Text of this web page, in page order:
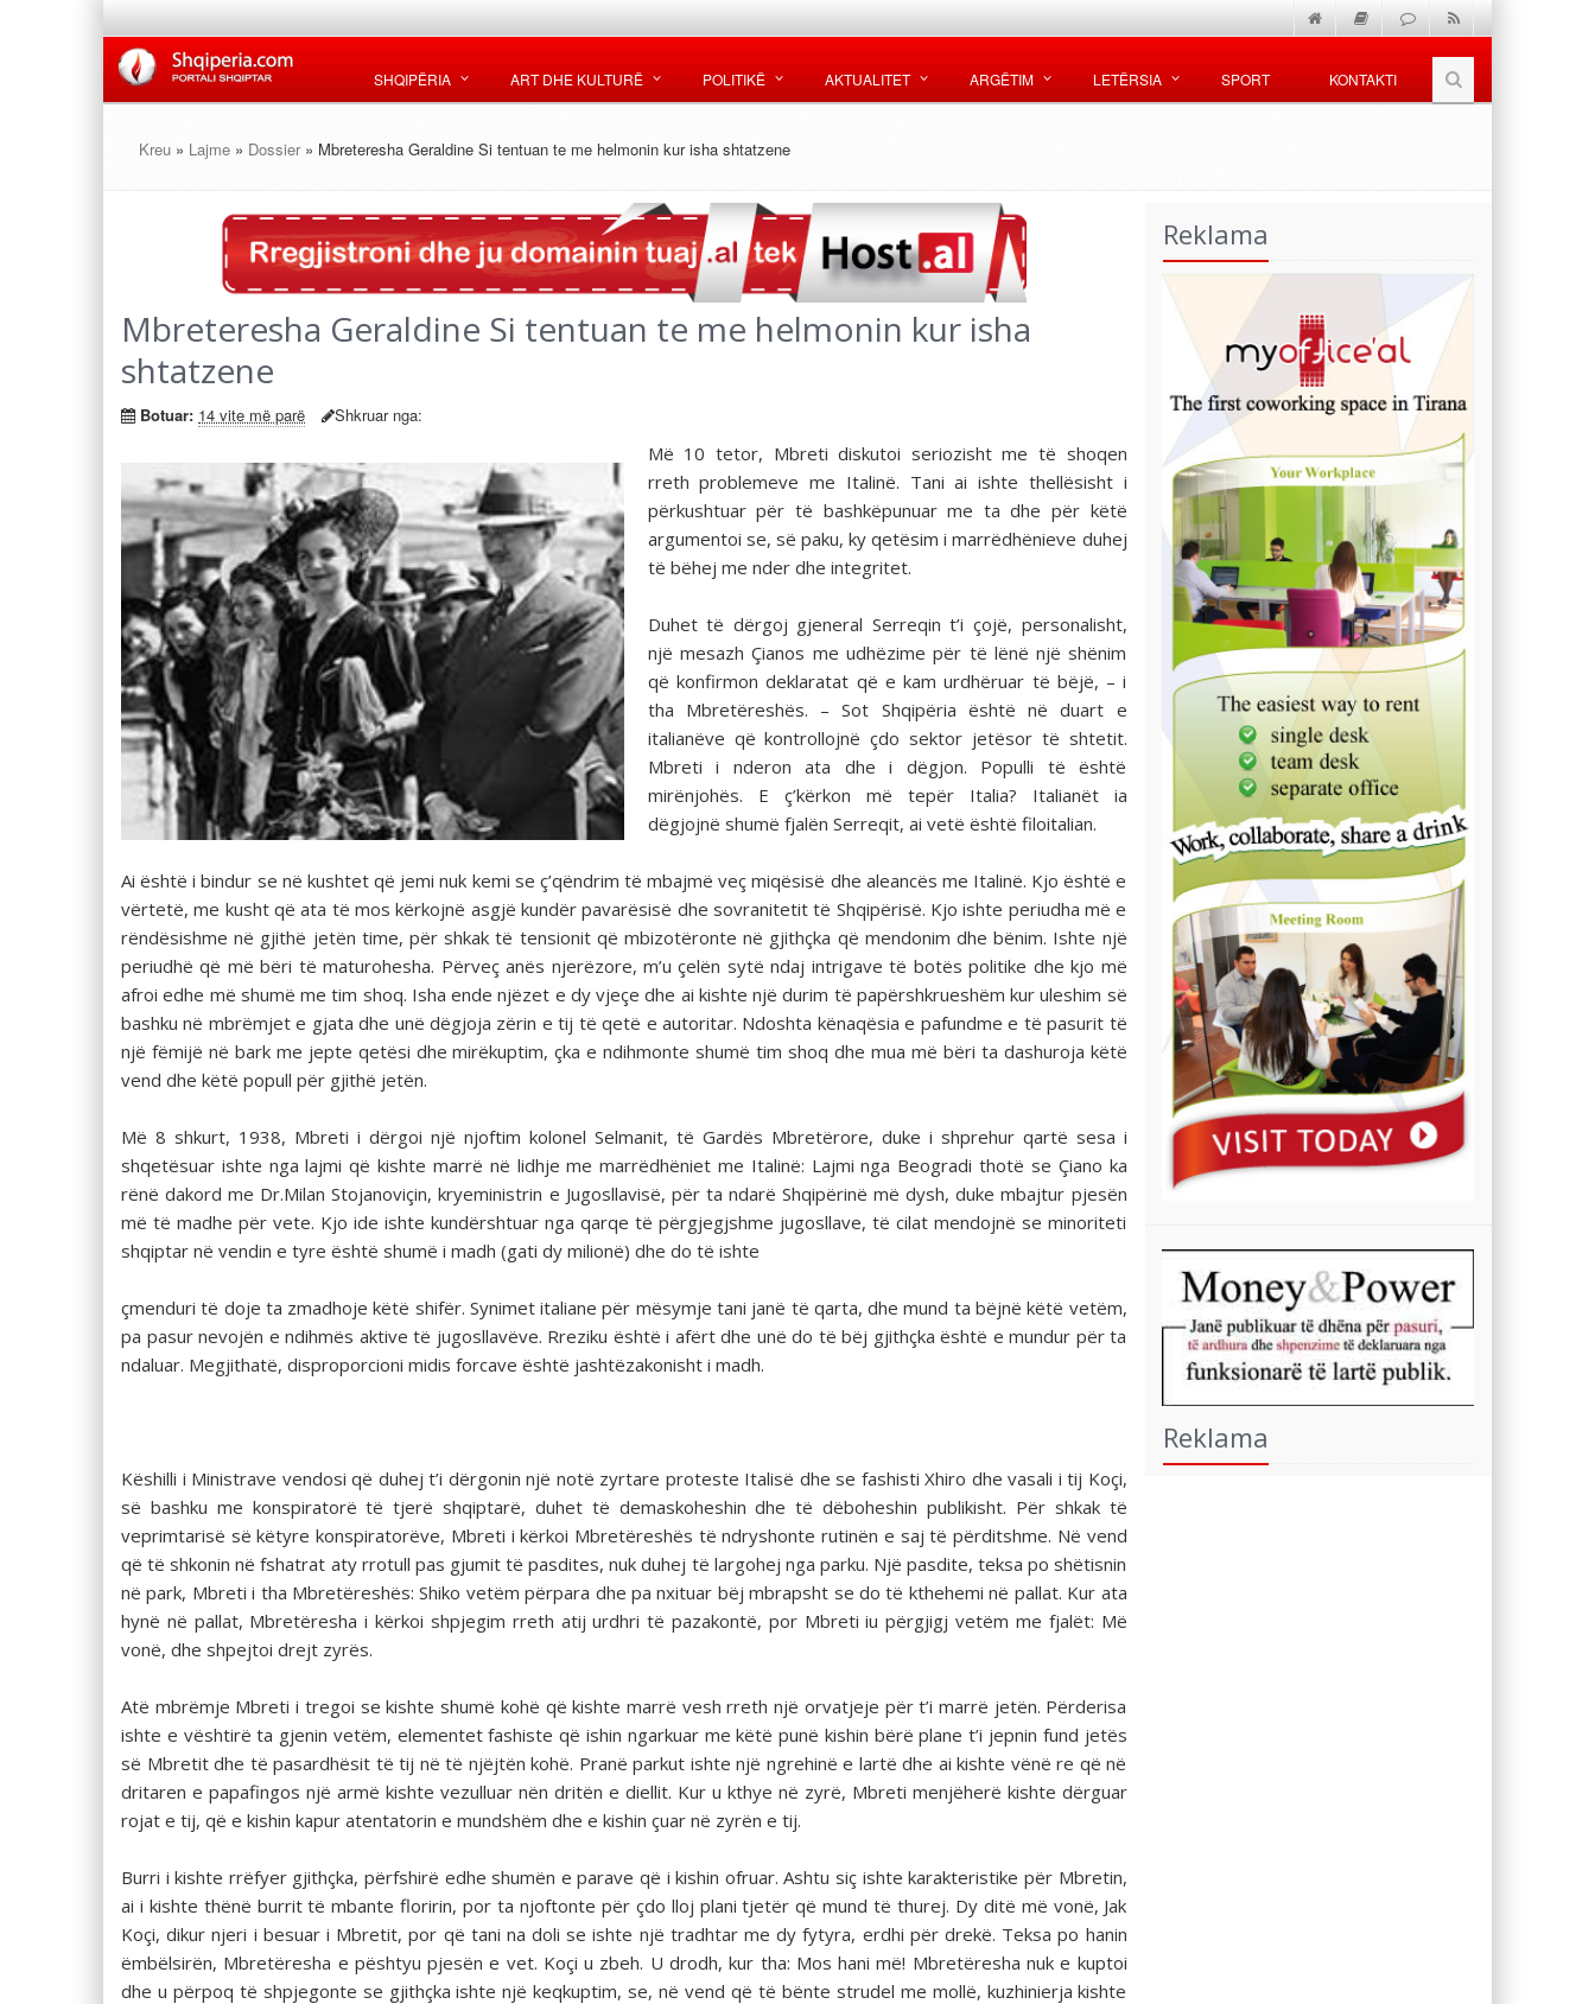
SHQIPËRIA ART DHE KULTURË POLITIKË AKTUALITET ARGËTIM LETËRSIA SPORT KONTAKTI
Kreu » Lajme » Dossier » Mbreteresha Geraldine Si tentuan te me helmonin kur isha shtatzene
Mbreteresha Geraldine Si tentuan te me helmonin kur isha
shtatzene
Botuar: 14 vite më parë Shkruar nga:
Më 10 tetor, Mbreti diskutoi seriozisht me të shoqen
rreth problemeve me Italinë. Tani ai ishte thellësisht i
përkushtuar për të bashkëpunuar me ta dhe për këtë
argumentoi se, së paku, ky qetësim i marrëdhënieve duhej
të bëhej me nder dhe integritet.
Duhet të dërgoj gjeneral Serreqin t’i çojë, personalisht,
një mesazh Çianos me udhëzime për të lënë një shënim
që konfirmon deklaratat që e kam urdhëruar të bëjë, – i
tha Mbretëreshës. – Sot Shqipëria është në duart e
italianëve që kontrollojnë çdo sektor jetësor të shtetit.
Mbreti i nderon ata dhe i dëgjon. Populli të është
mirënjohës. E ç’kërkon më tepër Italia? Italianët ia
dëgjojnë shumë fjalën Serreqit, ai vetë është filoitalian.
Ai është i bindur se në kushtet që jemi nuk kemi se ç’qëndrim të mbajmë veç miqësisë dhe aleancës me Italinë. Kjo është e
vërtetë, me kusht që ata të mos kërkojnë asgjë kundër pavarësisë dhe sovranitetit të Shqipërisë. Kjo ishte periudha më e
rëndësishme në gjithë jetën time, për shkak të tensionit që mbizotëronte në gjithçka që mendonim dhe bënim. Ishte një
periudhë që më bëri të maturohesha. Përveç anës njerëzore, m’u çelën sytë ndaj intrigave të botës politike dhe kjo më
afroi edhe më shumë me tim shoq. Isha ende njëzet e dy vjeçe dhe ai kishte një durim të papërshkrueshëm kur uleshim së
bashku në mbrëmjet e gjata dhe unë dëgjoja zërin e tij të qetë e autoritar. Ndoshta kënaqësia e pafundme e të pasurit të
një fëmijë në bark me jepte qetësi dhe mirëkuptim, çka e ndihmonte shumë tim shoq dhe mua më bëri ta dashuroja këtë
vend dhe këtë popull për gjithë jetën.
Më 8 shkurt, 1938, Mbreti i dërgoi një njoftim kolonel Selmanit, të Gardës Mbretërore, duke i shprehur qartë sesa i
shqetësuar ishte nga lajmi që kishte marrë në lidhje me marrëdhëniet me Italinë: Lajmi nga Beogradi thotë se Çiano ka
rënë dakord me Dr.Milan Stojanoviçin, kryeministrin e Jugosllavisë, për ta ndarë Shqipërinë më dysh, duke mbajtur pjesën
më të madhe për vete. Kjo ide ishte kundërshtuar nga qarqe të përgjegjshme jugosllave, të cilat mendojnë se minoriteti
shqiptar në vendin e tyre është shumë i madh (gati dy milionë) dhe do të ishte
çmenduri të doje ta zmadhoje këtë shifër. Synimet italiane për mësymje tani janë të qarta, dhe mund ta bëjnë këtë vetëm,
pa pasur nevojën e ndihmës aktive të jugosllavëve. Rreziku është i afërt dhe unë do të bëj gjithçka është e mundur për ta
ndaluar. Megjithatë, disproporcioni midis forcave është jashtëzakonisht i madh.
Këshilli i Ministrave vendosi që duhej t’i dërgonin një notë zyrtare proteste Italisë dhe se fashisti Xhiro dhe vasali i tij Koçi,
së bashku me konspiratorë të tjerë shqiptarë, duhet të demaskoheshin dhe të dëboheshin publikisht. Për shkak të
veprimtarisë së këtyre konspiratorëve, Mbreti i kërkoi Mbretëreshës të ndryshonte rutinën e saj të përditshme. Në vend
që të shkonin në fshatrat aty rrotull pas gjumit të pasdites, nuk duhej të largohej nga parku. Një pasdite, teksa po shëtisnin
në park, Mbreti i tha Mbretëreshës: Shiko vetëm përpara dhe pa nxituar bëj mbrapsht se do të kthehemi në pallat. Kur ata
hynë në pallat, Mbretëresha i kërkoi shpjegim rreth atij urdhri të pazakontë, por Mbreti iu përgjigj vetëm me fjalët: Më
vonë, dhe shpejtoi drejt zyrës.
Atë mbrëmje Mbreti i tregoi se kishte shumë kohë që kishte marrë vesh rreth një orvatjeje për t’i marrë jetën. Përderisa
ishte e vështirë ta gjenin vetëm, elementet fashiste që ishin ngarkuar me këtë punë kishin bërë plane t’i jepnin fund jetës
së Mbretit dhe të pasardhësit të tij në të njëjtën kohë. Pranë parkut ishte një ngrehinë e lartë dhe ai kishte vënë re që në
dritaren e papafingos një armë kishte vezulluar nën dritën e diellit. Kur u kthye në zyrë, Mbreti menjëherë kishte dërguar
rojat e tij, që e kishin kapur atentatorin e mundshëm dhe e kishin çuar në zyrën e tij.
Burri i kishte rrëfyer gjithçka, përfshirë edhe shumën e parave që i kishin ofruar. Ashtu siç ishte karakteristike për Mbretin,
ai i kishte thënë burrit të mbante floririn, por ta njoftonte për çdo lloj plani tjetër që mund të thurej. Dy ditë më vonë, Jak
Koçi, dikur njeri i besuar i Mbretit, por që tani na doli se ishte një tradhtar me dy fytyra, erdhi për drekë. Teksa po hanin
ëmbëlsirën, Mbretëresha e pështyu pjesën e vet. Koçi u zbeh. U drodh, kur tha: Mos hani më! Mbretëresha nuk e kuptoi
dhe u përpoq të shpjegonte se gjithçka ishte një keqkuptim, se, në vend që të bënte strudel me mollë, kuzhinierja kishte
Reklama
Reklama